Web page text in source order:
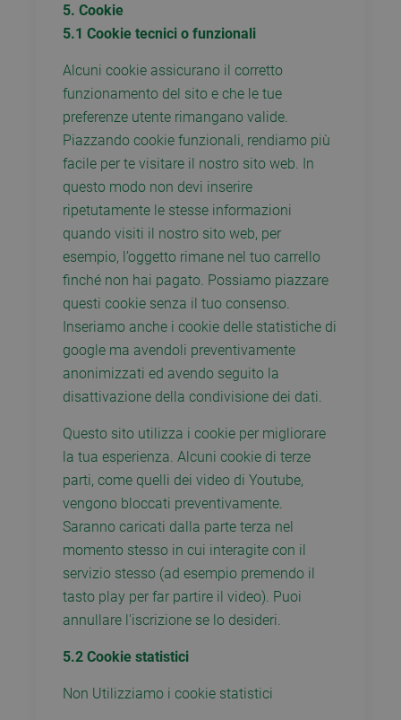
5. Cookie
5.1 Cookie tecnici o funzionali
Alcuni cookie assicurano il corretto
funzionamento del sito e che le tue
preferenze utente rimangano valide.
Piazzando cookie funzionali, rendiamo più
facile per te visitare il nostro sito web. In
questo modo non devi inserire
ripetutamente le stesse informazioni
quando visiti il nostro sito web, per
esempio, l’oggetto rimane nel tuo carrello
finché non hai pagato. Possiamo piazzare
questi cookie senza il tuo consenso.
Inseriamo anche i cookie delle statistiche di
google ma avendoli preventivamente
anonimizzati ed avendo seguito la
disattivazione della condivisione dei dati.
Questo sito utilizza i cookie per migliorare
la tua esperienza. Alcuni cookie di terze
parti, come quelli dei video di Youtube,
vengono bloccati preventivamente.
Saranno caricati dalla parte terza nel
momento stesso in cui interagite con il
servizio stesso (ad esempio premendo il
tasto play per far partire il video). Puoi
annullare l'iscrizione se lo desideri.
5.2 Cookie statistici
Non Utilizziamo i cookie statistici